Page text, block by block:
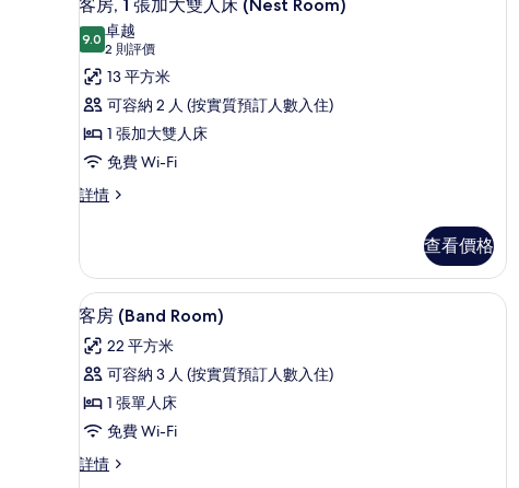
運
河
景
(Cosy
Room)
的
相
床,
河
景
(Cosy
Room)
詳
入
所
有
客
房,
1
張
雙
人
床
(Nest
Room)
的
相
片
客房, 1 張加大雙人床 (Nest Room)
9.09.0 分，滿分 10 分
卓越
2 則評價
(2
則
評
價)
13 平方米
可容納 2 人 (按實質預訂人數入住)
1 張加大雙人床
免費 Wi-Fi
詳情
客
加
大
雙
床
(Nest
詳
情
查看價格
載
入
所
有
客
(Band
高級寢具、房內夾萬、書桌、隔音
8
客房 (Band Room)
22 平方米
可容納 3 人 (按實質預訂人數入住)
1 張單人床
免費 Wi-Fi
詳情
客